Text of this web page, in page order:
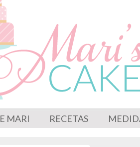
MARI RECETAS